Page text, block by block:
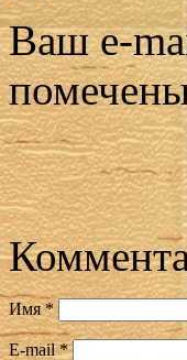
Ваш e-
Имя*
E-mail*